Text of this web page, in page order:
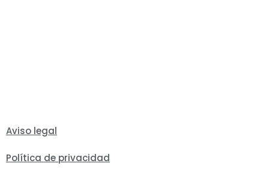
Aviso legal
Política de privacidad